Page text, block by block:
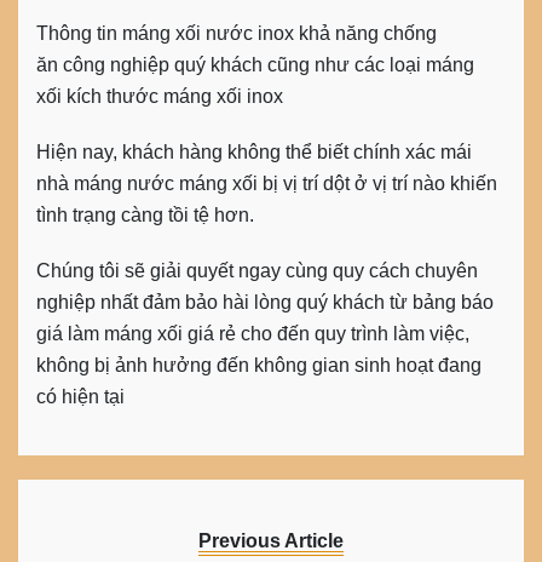
Thông tin máng xối nước inox khả năng chống
ăn công nghiệp quý khách cũng như các loại máng
xối kích thước máng xối inox
Hiện nay, khách hàng không thể biết chính xác mái
nhà máng nước máng xối bị vị trí dột ở vị trí nào khiến
tình trạng càng tồi tệ hơn.
Chúng tôi sẽ giải quyết ngay cùng quy cách chuyên
nghiệp nhất đảm bảo hài lòng quý khách từ bảng báo
giá làm máng xối giá rẻ cho đến quy trình làm việc,
không bị ảnh hưởng đến không gian sinh hoạt đang
có hiện tại
Previous Article